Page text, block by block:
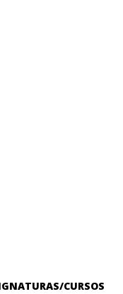
CURSOS